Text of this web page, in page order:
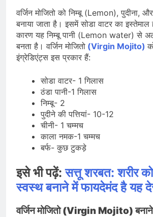
वर्जिन मोजितो को निम्बू (Lemon), पुदीना,
बनाया जाता है। इसमें सोडा वाटर का
कारण यह निम्बू पानी (Lemon water) से
बनता है। वर्जिन मोजितो (Virgin Mojito)
इंग्रेडिएंट्स इस प्रकार हैं:
सोडा वाटर- 1 गिलास
ठंडा पानी-1 गिलास
निम्बू- 2
पुदीने की पत्तियां- 10-12
चीनी- 1 चम्मच
काला नमक-1 चम्मच
बर्फ- कुछ टुकड़े
इसे भी पढ़ें:सत्तू शरबत: शरीर
स्वस्थ बनाने में फायदेमंद है यह
वर्जिन मोजितो (Virgin Mojito) बनाने